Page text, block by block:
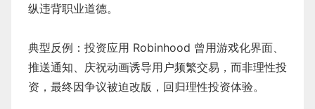
纵违背职业道德。
典型反例：投资应用 Robinhood 曾用游戏化界面、
推送通知、庆祝动画诱导用户频繁交易，而非理性投
资，最终因争议被迫改版，回归理性投资体验。